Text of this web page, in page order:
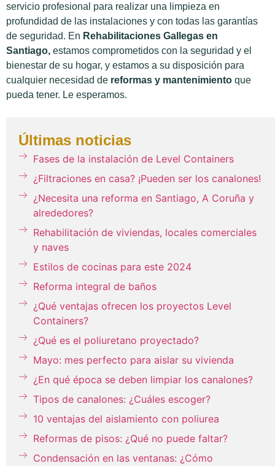
servicio profesional para realizar una limpieza en
profundidad de las instalaciones y con todas las garantías
de seguridad. En Rehabilitaciones Gallegas en
Santiago, estamos comprometidos con la seguridad y el
bienestar de su hogar, y estamos a su disposición para
cualquier necesidad de reformas y mantenimiento que
pueda tener. Le esperamos.
Últimas noticias
Fases de la instalación de Level Containers
¿Filtraciones en casa? ¡Pueden ser los canalones!
¿Necesita una reforma en Santiago, A Coruña y
alrededores?
Rehabilitación de viviendas, locales comerciales
y naves
Estilos de cocinas para este 2024
Reforma integral de baños
¿Qué ventajas ofrecen los proyectos Level
Containers?
¿Qué es el poliuretano proyectado?
Mayo: mes perfecto para aislar su vivienda
¿En qué época se deben limpiar los canalones?
Tipos de canalones: ¿Cuáles escoger?
10 ventajas del aislamiento con poliurea
Reformas de pisos: ¿Qué no puede faltar?
Condensación en las ventanas: ¿Cómo